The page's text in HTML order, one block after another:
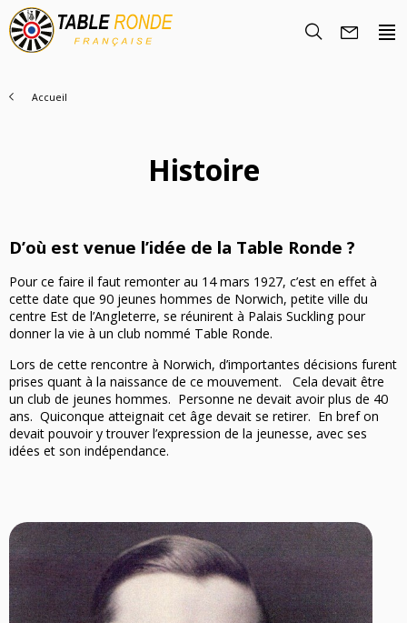
Nous Découvrir
La famille TRF
Nous rejoindre
Trouver un club
Nos Régions
Nos Actions
Accueil
Histoire
D’où est venue l’idée de la Table Ronde ?
Pour ce faire il faut remonter au 14 mars 1927, c’est en effet à
cette date que 90 jeunes hommes de Norwich, petite ville du
centre Est de l’Angleterre, se réunirent à Palais Suckling pour
donner la vie à un club nommé Table Ronde.
Lors de cette rencontre à Norwich, d’importantes décisions furent
prises quant à la naissance de ce mouvement. Cela devait être
un club de jeunes hommes. Personne ne devait avoir plus de 40
ans. Quiconque atteignait cet âge devait se retirer. En bref on
devait pouvoir y trouver l’expression de la jeunesse, avec ses
idées et son indépendance.